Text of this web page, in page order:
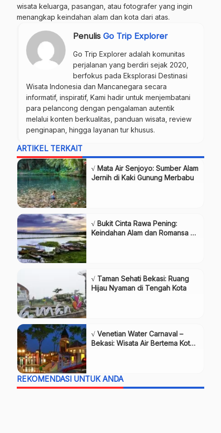
wisata keluarga, pasangan, atau fotografer yang ingin
menangkap keindahan alam dan kota dari atas.
Penulis Go Trip Explorer
Go Trip Explorer adalah komunitas
perjalanan yang berdiri sejak 2020,
berfokus pada Eksplorasi Destinasi
Wisata Indonesia dan Mancanegara secara
informatif, inspiratif, Kami hadir untuk menjembatani
para pelancong dengan pengalaman autentik
melalui konten berkualitas, panduan wisata, review
penginapan, hingga layanan tur khusus.
ARTIKEL TERKAIT
√ Mata Air Senjoyo: Sumber Alam
Jernih di Kaki Gunung Merbabu
√ Bukit Cinta Rawa Pening:
Keindahan Alam dan Romansa di
√ Taman Sehati Bekasi: Ruang
Hijau Nyaman di Tengah Kota
√ Venetian Water Carnaval –
Bekasi: Wisata Air Bertema Kota
REKOMENDASI UNTUK ANDA